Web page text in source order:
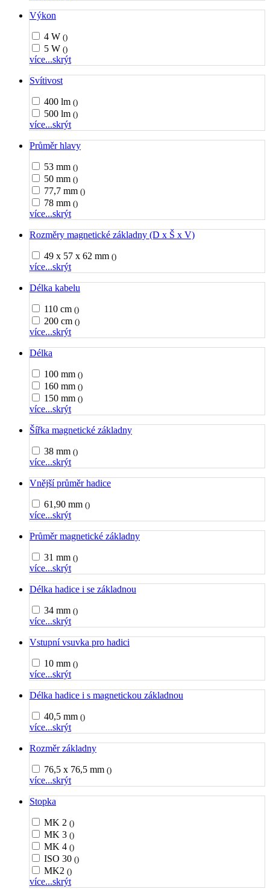
Výkon
4 W ()
5 W ()
více...skrýt
Svítivost
400 lm ()
500 lm ()
více...skrýt
Průměr hlavy
53 mm ()
50 mm ()
77,7 mm ()
78 mm ()
více...skrýt
Rozměry magnetické základny (D x Š x V)
49 x 57 x 62 mm ()
více...skrýt
Délka kabelu
110 cm ()
200 cm ()
více...skrýt
Délka
100 mm ()
160 mm ()
150 mm ()
více...skrýt
Šířka magnetické základny
38 mm ()
více...skrýt
Vnější průměr hadice
61,90 mm ()
více...skrýt
Průměr magnetické základny
31 mm ()
více...skrýt
Délka hadice i se základnou
34 mm ()
více...skrýt
Vstupní vsuvka pro hadici
10 mm ()
více...skrýt
Délka hadice i s magnetickou základnou
40,5 mm ()
více...skrýt
Rozměr základny
76,5 x 76,5 mm ()
více...skrýt
Stopka
MK 2 ()
MK 3 ()
MK 4 ()
ISO 30 ()
MK2 ()
více...skrýt